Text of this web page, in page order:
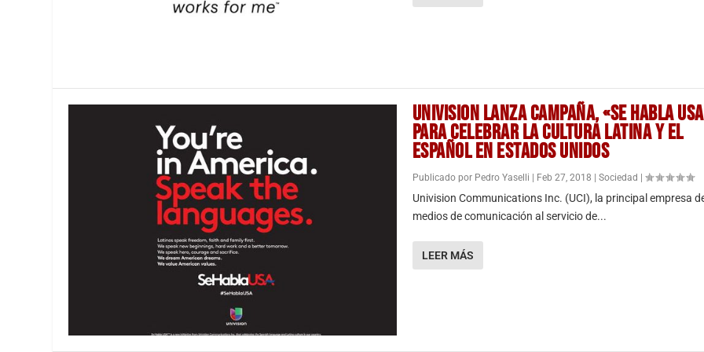
UNIVISION LANZA CAMPAÑA, «SE HABLA
PARA CELEBRAR LA CULTURA LATINA Y EL
ESPAÑOL EN ESTADOS UNIDOS
Publicado por Pedro Yaselli Feb 27, 2018 Sociedad
Univision Communications Inc. (UCI), la principal empresa
medios de comunicación al servicio de...
LEER MÁS